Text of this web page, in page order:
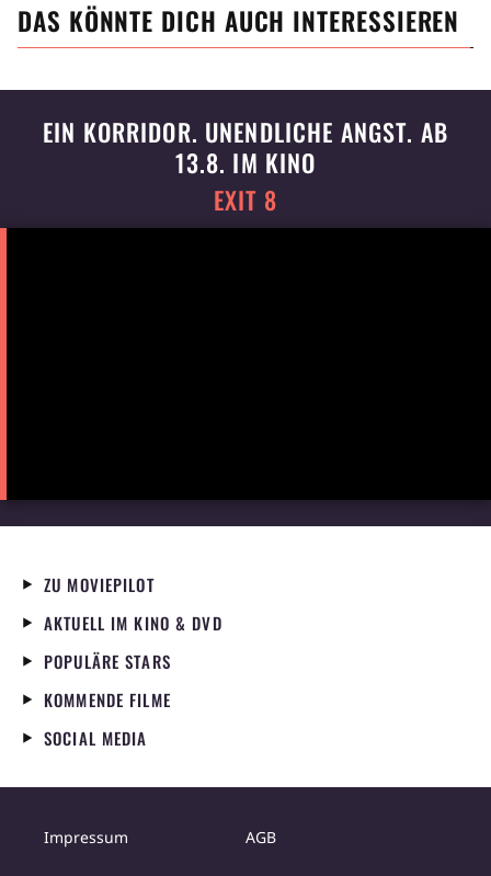
DAS KÖNNTE DICH AUCH INTERESSIEREN
EIN KORRIDOR. UNENDLICHE ANGST. AB
13.8. IM KINO
EXIT 8
ZU MOVIEPILOT
AKTUELL IM KINO & DVD
POPULÄRE STARS
KOMMENDE FILME
SOCIAL MEDIA
Impressum AGB